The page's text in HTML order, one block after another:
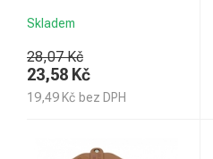
Skladem
28,07 Kč
23,58 Kč
19,49 Kč bez DPH